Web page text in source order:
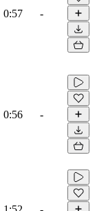
0:57 -
0:56 -